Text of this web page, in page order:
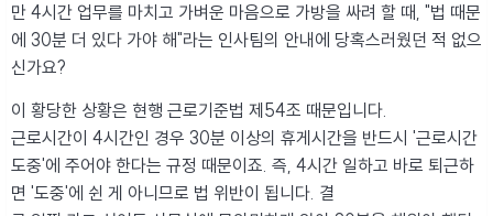
만 4시간 업무를 마치고 가벼운 마음으로 가방을 싸려 할 때, "법 때문
에 30분 더 있다 가야 해"라는 인사팀의 안내에 당혹스러웠던 적 없으
신가요?
이 황당한 상황은 현행 근로기준법 제54조 때문입니다.
근로시간이 4시간인 경우 30분 이상의 휴게시간을 반드시 '근로시간
도중'에 주어야 한다는 규정 때문이죠. 즉, 4시간 일하고 바로 퇴근하
면 '도중'에 쉰 게 아니므로 법 위반이 됩니다. 결